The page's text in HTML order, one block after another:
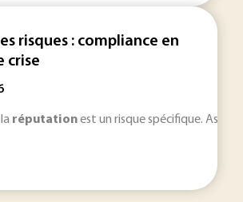
risques : compliance en
crise
réputationest un risque spécifique.